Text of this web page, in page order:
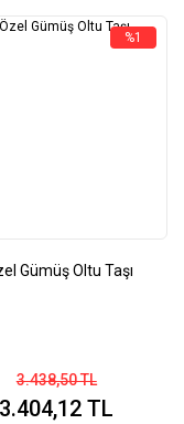
%1
Gümüş Oltu Taşı
3.438,50 TL
3.404,12 TL